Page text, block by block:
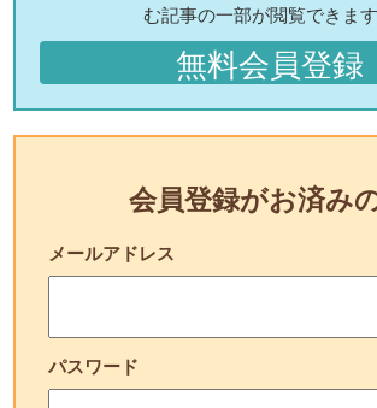
む記事の一部が閲覧できます
無料会員登録
会員登録がお済み
メールアドレス
パスワード